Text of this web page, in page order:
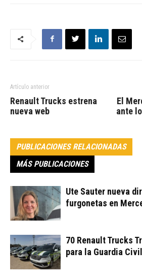
Artículo anterior
Renault Trucks estrena
nueva web
El
ante
PUBLICACIONES RELACIONADAS
MÁS PUBLICACIONES
Ute Sauter nueva
furgonetas en
70 Renault Trucks
para la Guardia Civil